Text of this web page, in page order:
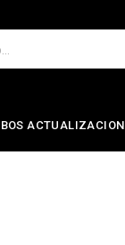
ACTUALIZACION